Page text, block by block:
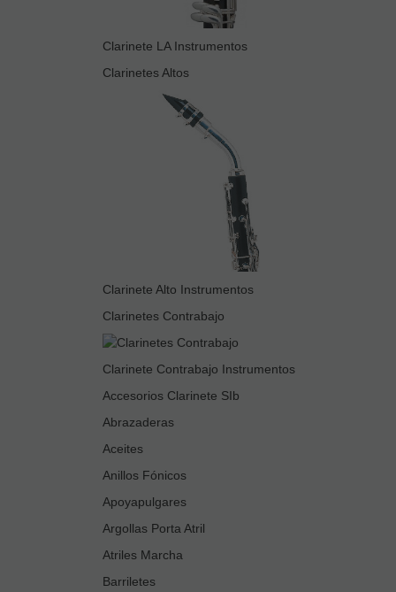
Clarinete LA Instrumentos
Clarinetes Altos
Clarinete Alto Instrumentos
Clarinetes Contrabajo
Clarinete Contrabajo Instrumentos
Accesorios Clarinete SIb
Abrazaderas
Aceites
Anillos Fónicos
Apoyapulgares
Argollas Porta Atril
Atriles Marcha
Barriletes